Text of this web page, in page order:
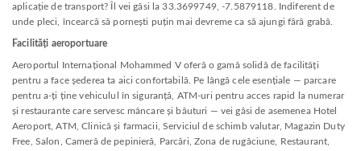
aplicație de transport? Îl vei găsi la 33.3699749, -7.5879118. Indiferent de
unde pleci, încearcă să pornești puțin mai devreme ca să ajungi fără grabă.
Facilități aeroportuare
Aeroportul Internațional Mohammed V oferă o gamă solidă de facilități
pentru a face șederea ta aici confortabilă. Pe lângă cele esențiale — parcare
pentru a-ți ține vehiculul în siguranță, ATM-uri pentru acces rapid la numerar
și restaurante care servesc mâncare și băuturi — vei găsi de asemenea Hotel
Aeroport, ATM, Clinică și farmacii, Serviciul de schimb valutar, Magazin Duty
Free, Salon, Cameră de pepinieră, Parcări, Zona de rugăciune, Restaurant,